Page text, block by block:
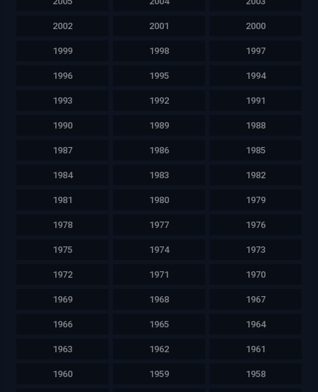
2002 2001 2000
1999 1998 1997
1996 1995 1994
1993 1992 1991
1990 1989 1988
1987 1986 1985
1984 1983 1982
1981 1980 1979
1978 1977 1976
1975 1974 1973
1972 1971 1970
1969 1968 1967
1966 1965 1964
1963 1962 1961
1960 1959 1958